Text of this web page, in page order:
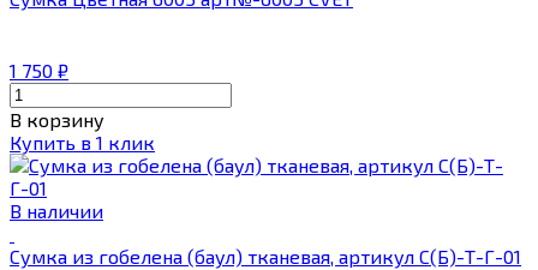
1 750 ₽
В корзину
Купить в 1 клик
В наличии
Сумка из гобелена (баул) тканевая, артикул С(Б)-Т-Г-01